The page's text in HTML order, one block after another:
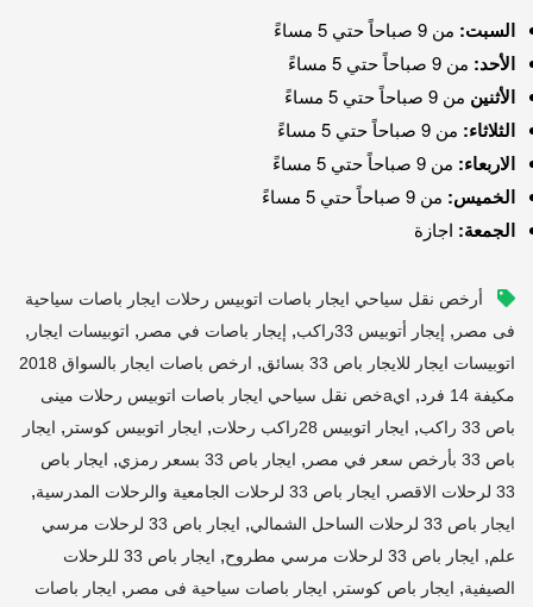
السبت: من 9 صباحاً حتي 5 مساءً
الأحد: من 9 صباحاً حتي 5 مساءً
الأثنين من 9 صباحاً حتي 5 مساءً
الثلاثاء: من 9 صباحاً حتي 5 مساءً
الاربعاء: من 9 صباحاً حتي 5 مساءً
الخميس: من 9 صباحاً حتي 5 مساءً
الجمعة: اجازة
أرخص نقل سياحي ايجار باصات اتوبيس رحلات ايجار باصات سياحية
فى مصر , إيجار أتوبيس 33راكب , إيجار باصات في مصر , اتوبيسات ايجار ,
اتوبيسات ايجار للايجار باص 33 بسائق ,
ارخص باصات ايجار بالسواق 2018
مكيفة 14 فرد
,
ايaخص نقل سياحي ايجار باصات اتوبيس رحلات مينى
باص 33 راكب
, ايجار اتوبيس 28راكب رحلات , ايجار اتوبيس كوستر , ايجار
باص 33 بأرخص سعر في مصر
, ايجار باص 33 بسعر رمزي , ايجار باص
33 لرحلات الاقصر
, ايجار باص 33 لرحلات الجامعية والرحلات المدرسية ,
ايجار باص 33 لرحلات الساحل الشمالي ,
ايجار باص 33 لرحلات مرسي
علم, ايجار باص 33 لرحلات مرسي مطروح ,
ايجار باص 33 للرحلات
الصيفية, ايجار باص كوستر , ايجار باصات سياحية فى مصر , ايجار باصات